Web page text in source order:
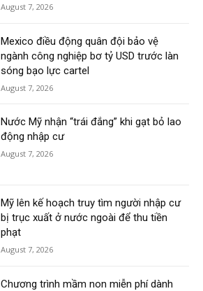
August 7, 2026
Mexico điều động quân đội bảo vệ
ngành công nghiệp bơ tỷ USD trước làn
sóng bạo lực cartel
August 7, 2026
Nước Mỹ nhận “trái đắng” khi gạt bỏ lao
động nhập cư
August 7, 2026
Mỹ lên kế hoạch truy tìm người nhập cư
bị trục xuất ở nước ngoài để thu tiền
phạt
August 7, 2026
Chương trình mầm non miễn phí dành